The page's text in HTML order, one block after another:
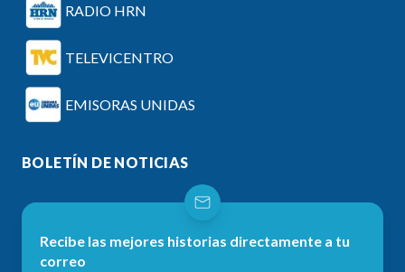
RADIO HRN
TELEVICENTRO
EMISORAS UNIDAS
BOLETÍN DE NOTICIAS
Recibe las mejores historias directamente a tu
correo